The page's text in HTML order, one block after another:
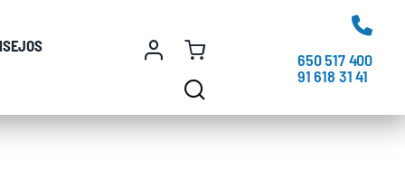
650 517 400
91 618 31 41